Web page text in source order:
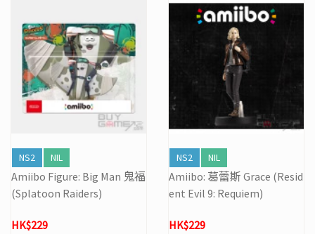
NS2 NIL
Amiibo Figure: Big Man 鬼福
(Splatoon Raiders)
HK$229
NS2 NIL
Amiibo: 葛蕾斯 Grace (Resid
ent Evil 9: Requiem)
HK$229